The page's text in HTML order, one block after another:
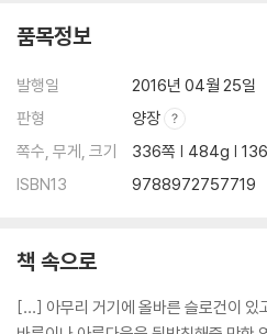
품목정보
발행일
2016년 04월 25일
판형
양장
쪽수, 무게, 크기
336쪽 | 484g |
ISBN13
9788972757719
책 속으로
[…] 아무리 거기에 올바른 슬로건이 있